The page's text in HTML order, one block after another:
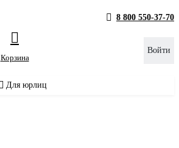
8 800 550-37-70
Корзина
Войти
Для юрлиц